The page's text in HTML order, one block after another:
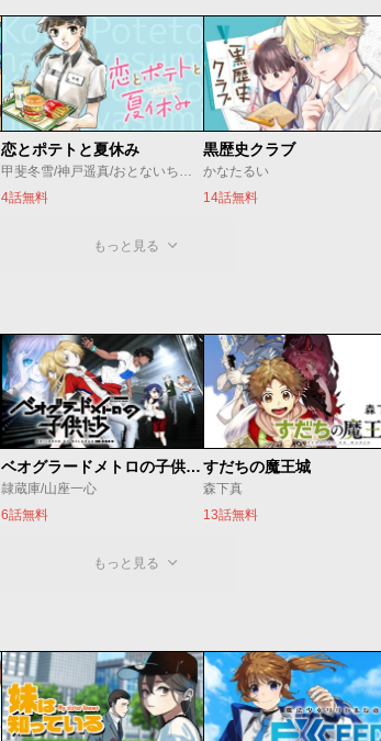
恋とポテトと夏休み
4話無料
黒歴史クラブ
かなたるい
14話無料
もっと見る
ベオグラードメトロの子供たち
隷蔵庫/山座一心
6話無料
すだちの魔王城
森下真
13話無料
もっと見る